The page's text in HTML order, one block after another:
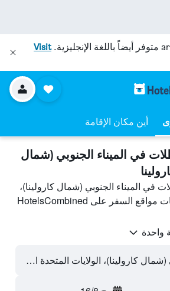
متوفر أيضاً باللغة الإنجليزية.Visit
أين مكان الإقامة
في الميناء الجنوبي (شمال
في الميناء الجنوبي (شمال كارولينا)،
نورث كارولينا من مئات مواقع السفر على HotelsCombined
الميناء الجنوبي (شمال كارولينا)، الولايات المتحدة الأميريكية